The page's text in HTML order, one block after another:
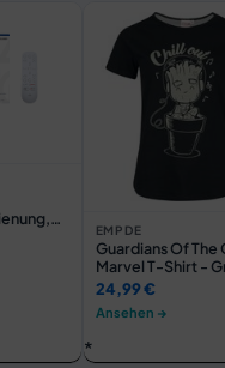
EMP DE
Guardians Of The
Marvel T-Shirt -
Chill Out - S bis
Damen - Größe M -
schwarz - EMP
24,99 €
Ansehen →